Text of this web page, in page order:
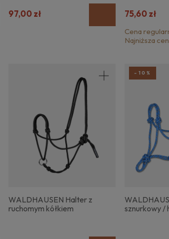
97,00 zł 75,60 zł
Cena
Najniższa
WALDHAUSEN Halter z
ruchomym kółkiem
sznurkowy /
-10%